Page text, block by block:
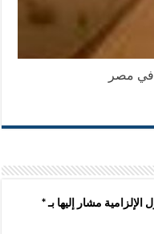
في مصر
الإلزامية مشار إليها بـ*